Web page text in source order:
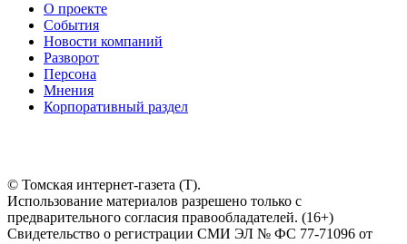
О проекте
События
Новости компаний
Разворот
Персона
Мнения
Корпоративный раздел
© Томская интернет-газета (Т).
Использование материалов разрешено только с
предварительного согласия правообладателей. (16+)
Свидетельство о регистрации СМИ ЭЛ № ФС 77-71096 от